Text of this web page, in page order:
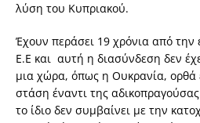
λύση του Κυπριακού.
Έχουν περάσει 19 χρόνια από
Ε.Ε και αυτή η διασύνδεση δεν
μια χώρα, όπως η Ουκρανία, ορθά
στάση έναντι της
το ίδιο δεν συμβαίνει με την